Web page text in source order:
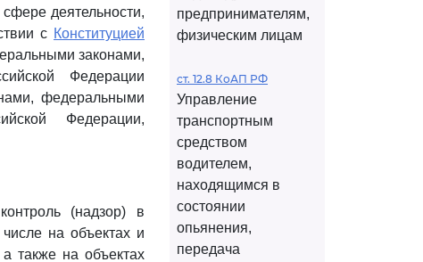
деятельности,
с Конституцией
законами,
Федерации
федеральными
Федерации,
(надзор) в
на объектах и
также на объектах
предпринимателям,
физическим лицам
ст. 12.8 КоАП РФ
Управление
транспортным
средством
водителем,
находящимся в
состоянии
опьянения,
передача